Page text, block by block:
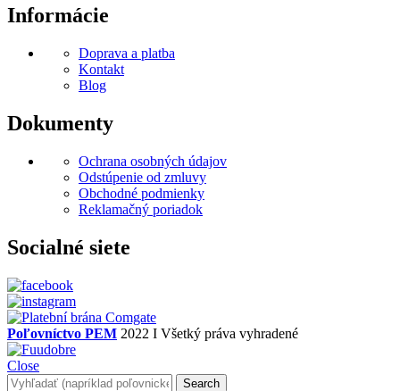
Informácie
Doprava a platba
Kontakt
Blog
Dokumenty
Ochrana osobných údajov
Odstúpenie od zmluvy
Obchodné podmienky
Reklamačný poriadok
Socialné siete
Poľovníctvo PEM 2022 I Všetký práva vyhradené
Close
Search